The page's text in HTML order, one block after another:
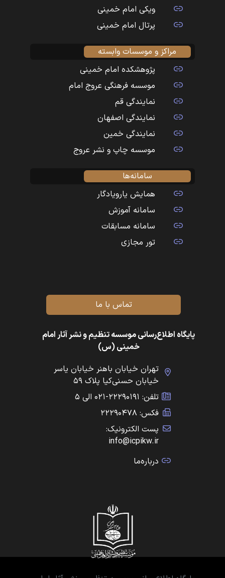
ویکی امام خمینی
پرتال امام خمینی
مراکز و موسسات وابسته
پژوهشکده امام خمینی
موسسه فرهنگی عروج امام
نمایندگی قم
نمایندگی اصفهان
نمایندگی خمین
موسسه چاپ و نشر عروج
سامانه‌ها
همایش یارویادگار
سامانه آموزش
سامانه مسابقات
تور مجازی
تماس با ما
پایگاه اطلاع‌رسانی موسسه تنظیم و نشر آثار امام
خمینی (س)
تهران خیابان باهنر خیابان یاسر
خیابان حسنی‌کیا پلاک ۵۹
تلفن: ۲۲۲۹۰۱۹۱-۰۲۱ الی ۵
فکس: ۲۲۲۹۰۴۷۸
پست الکترونیک:
info@icpikw.ir
درباره‌ما